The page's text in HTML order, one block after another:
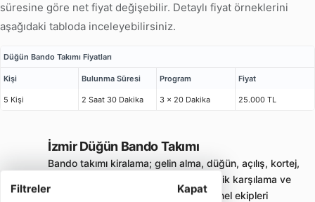
Filtreler Kapat
süresine göre net fiyat değişebilir. Detaylı fiyat örneklerini
aşağıdaki tabloda inceleyebilirsiniz.
Düğün Bando Takımı Fiyatları
Kişi Bulunma Süresi Program Fiyat
5 Kişi 2 Saat 30 Dakika 3 x 20 Dakika 25.000 TL
İzmir Düğün Bando Takımı
Bando takımı kiralama; gelin alma, düğün, açılış, kortej,
sünnet ve kurumsal etkinliklerde enerjik karşılama ve
yürüyüş performansı sunan profesyonel ekipleri